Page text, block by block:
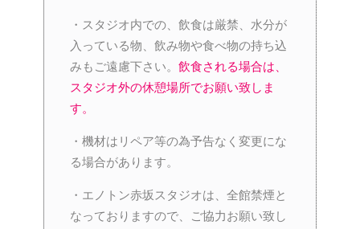
・スタジオ内での、飲食は厳禁、水分が
入っている物、飲み物や食べ物の持ち込
みもご遠慮下さい。 飲食される場合は、
スタジオ外の休憩場所でお願い致しま
す。
・機材はリペア等の為予告なく変更にな
る場合があります。
・エノトン赤坂スタジオは、全館禁煙と
なっておりますので、ご協力お願い致し